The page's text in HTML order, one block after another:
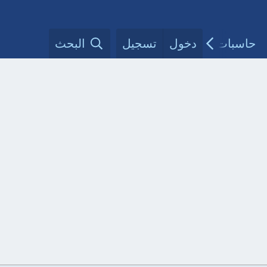
حاسبات طبية مقالات الأطباءدخول تسجيل البحث